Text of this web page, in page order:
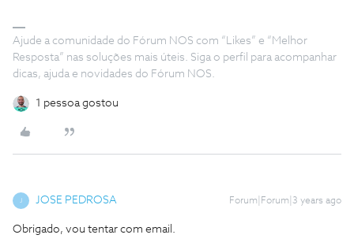
Ajude a comunidade do Fórum NOS com “Likes” e “Melhor
Resposta” nas soluções mais úteis. Siga o perfil para acompanhar
dicas, ajuda e novidades do Fórum NOS.
1 pessoa gostou
J JOSE PEDROSA Forum|Forum|3 years ago
Obrigado, vou tentar com email.